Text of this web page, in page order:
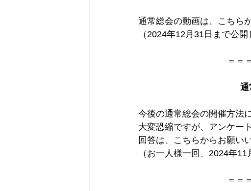
通常総会の動画は、こちら
（2024年12月31日まで公開
＝＝
通
今後の通常総会の開催方法
大変恐縮ですが、アンケー
回答は、こちらからお願い
（お一人様一回、2024年
＝＝